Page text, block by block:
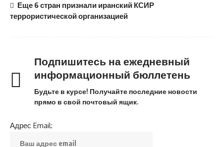
Еще 6 стран признали иранский КСИР
террористической организацией
Подпишитесь на ежедневный
информационный бюллетень
Будьте в курсе! Получайте последние новости
прямо в свой почтовый ящик.
Адрес Email: